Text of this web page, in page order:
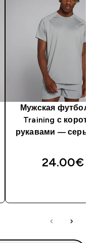
Мужская футболка
Training с
рукавами — серый
24.00€‎